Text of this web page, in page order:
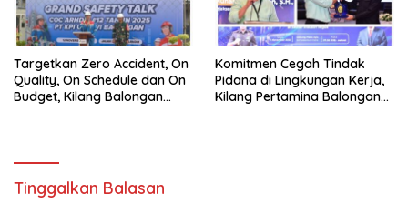
Targetkan Zero Accident, On
Quality, On Schedule dan On
Budget, Kilang Balongan
Komitmen Cegah Tindak
Pidana di Lingkungan Kerja,
Kilang Pertamina Balongan
Tinggalkan Balasan